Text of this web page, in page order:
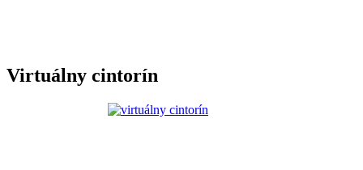
Virtuálny cintorín